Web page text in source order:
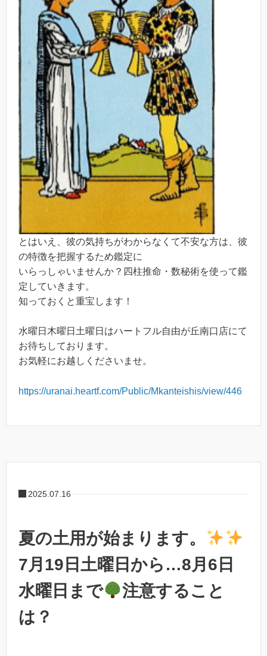
とはいえ、彼の気持ちがわからなくて不安な方は、彼
の特徴を把握するため鑑定に
いらっしゃいませんか？四柱推命・数秘術を使って鑑
定していきます。
知っておくと重宝します！
水曜日木曜日土曜日はハートフル自由が丘南口店にて
お待ちしております。
お気軽にお越しくださいませ。
https://uranai.heartf.com/Public/Mkanteishis/view/446
2025.07.16
夏の土用が始まります。
7月19日土曜日から…8月6日
水曜日まで
注意すること
は？